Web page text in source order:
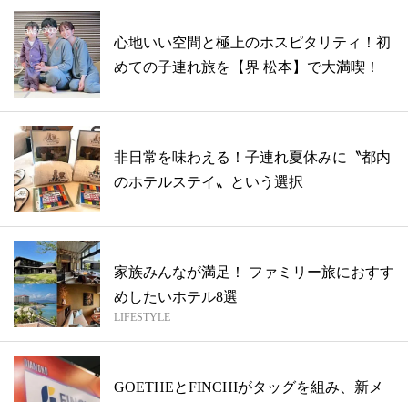
心地いい空間と極上のホスピタリティ！初
めての子連れ旅を【界 松本】で大満喫！
非日常を味わえる！子連れ夏休みに〝都内
のホテルステイ〟という選択
家族みんなが満足！ ファミリー旅におすす
めしたいホテル8選
LIFESTYLE
GOETHEとFINCHIがタッグを組み、新メ